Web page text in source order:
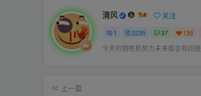
清风 关注
1 2235 37 135
今天的牺牲和努力未来都会有回报
上一篇